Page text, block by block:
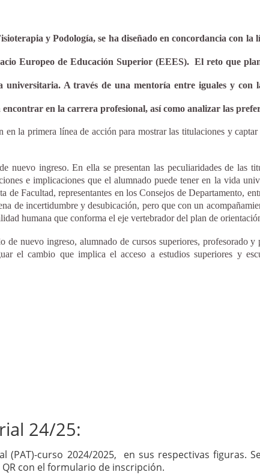
y Podología, se ha diseñado en concordancia con la
Europeo de Educación Superior (EEES). El reto que
A través de una mentoría entre iguales y con
en la carrera profesional, así como analizar las
la primera línea de acción para mostrar las titulaciones y
nuevo ingreso. En ella se presentan las peculiaridades de las
e implicaciones que el alumnado puede tener en la vida
Facultad, representantes en los Consejos de Departamento,
de incertidumbre y desubicación, pero que con un
humana que conforma el eje vertebrador del plan de
nuevo ingreso, alumnado de cursos superiores, profesorado
el cambio que implica el acceso a estudios superiores y
24/25:
curso 2024/2025, en sus respectivas figuras.
con el formulario de inscripción.